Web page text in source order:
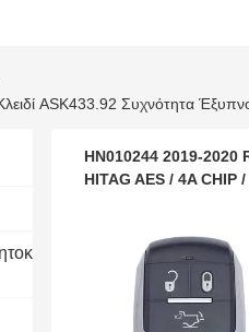
HN010244 2019-2020
HITAG AES / 4A CHIP